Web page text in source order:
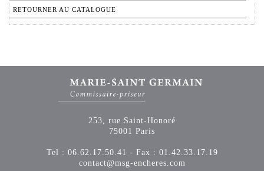
RETOURNER AU CATALOGUE
253, rue Saint-Honoré
75001 Paris
Tel : 06.62.17.50.41 - Fax : 01.42.33.17.19
contact@msg-encheres.com